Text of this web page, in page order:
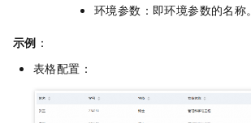
环境参数：即环境参数的名称。
示例 ：
表格配置：